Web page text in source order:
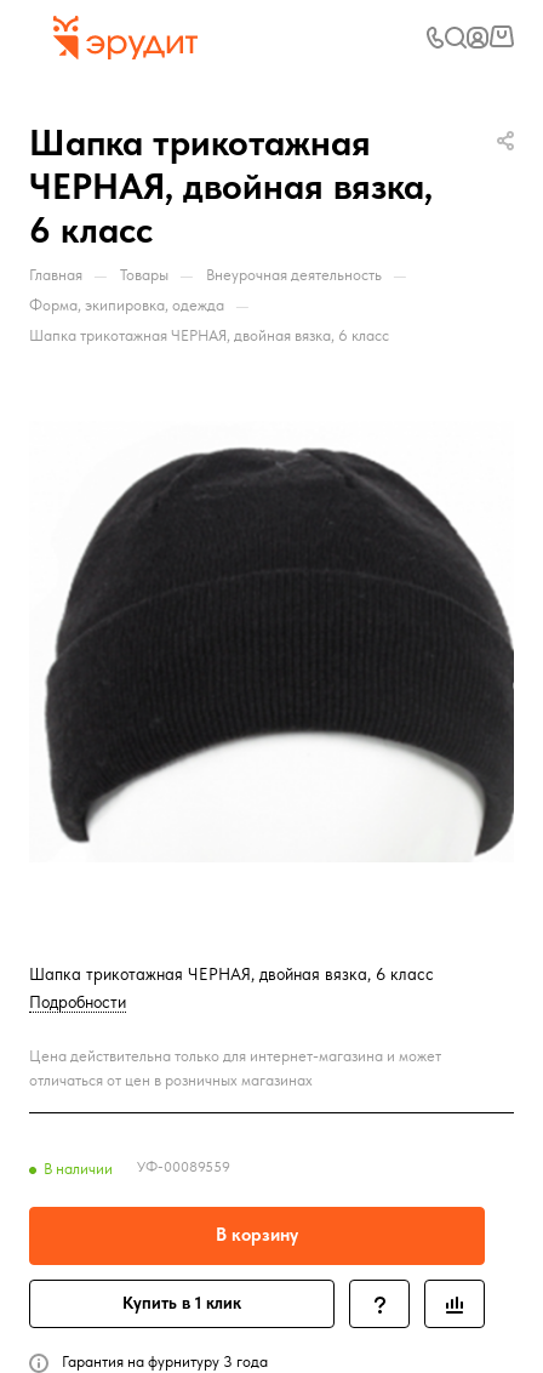
Шапка трикотажная
ЧЕРНАЯ, двойная вязка,
6 класс
Главная — Товары — Внеурочная деятельность —
Форма, экипировка, одежда —
Шапка трикотажная ЧЕРНАЯ, двойная вязка, 6 класс
Шапка трикотажная ЧЕРНАЯ, двойная вязка, 6 класс
Подробности
Цена действительна только для интернет-магазина и может
отличаться от цен в розничных магазинах
В наличии УФ-00089559
В корзину
Купить в 1 клик
Гарантия на фурнитуру 3 года